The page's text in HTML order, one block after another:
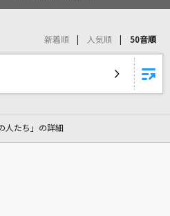
われている曲の一覧
新着順 人気順 50音順
人たち」の詳細